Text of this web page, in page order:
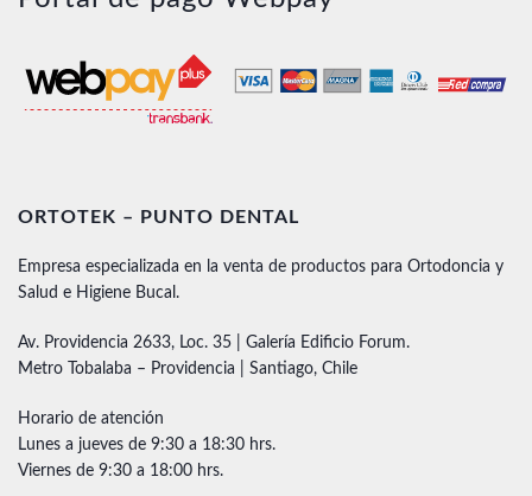
ORTOTEK – PUNTO DENTAL
Empresa especializada en la venta de productos para Ortodoncia y
Salud e Higiene Bucal.
Av. Providencia 2633, Loc. 35 | Galería Edificio Forum.
Metro Tobalaba – Providencia | Santiago, Chile
Horario de atención
Lunes a jueves de 9:30 a 18:30 hrs.
Viernes de 9:30 a 18:00 hrs.